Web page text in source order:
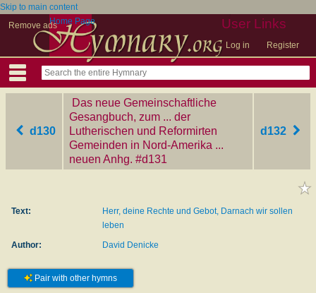
Skip to main content
Remove ads
User Links
Log in Register
Home Page
d130
Das neue Gemeinschaftliche
Gesangbuch, zum ... der
Lutherischen und Reformirten
Gemeinden in Nord-Amerika ...
neuen Anhg. ‎#d131
d132
Text:
Herr, deine Rechte und Gebot, Darnach wir sollen
leben
Author:
David Denicke
Pair with other hymns